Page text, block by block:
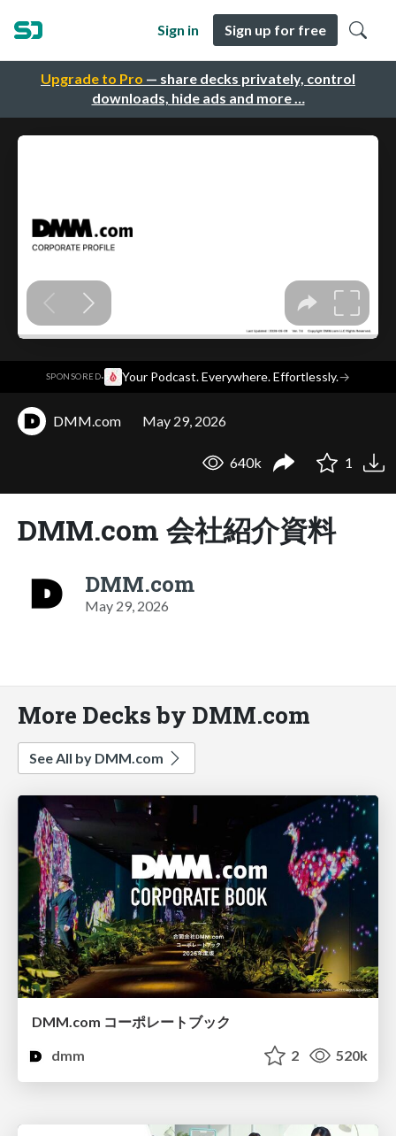
Upgrade to Pro — share decks privately, control
downloads, hide ads and more …
Sign in Sign up for free
SPONSORED· Your Podcast. Everywhere. Effortlessly.→
DMM.com May 29, 2026
640k 1
DMM.com 会社紹介資料
DMM.com
May 29, 2026
More Decks by DMM.com
See All by DMM.com
DMM.com コーポレートブック
dmm
2 520k